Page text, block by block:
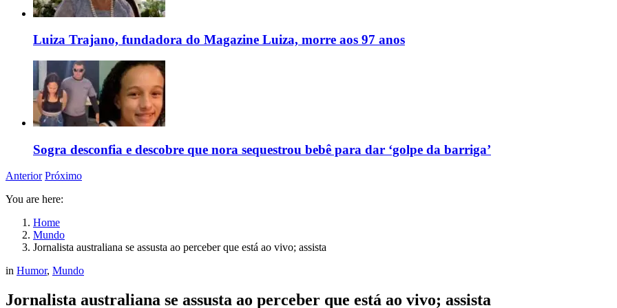
Luiza Trajano, fundadora do Magazine Luiza, morre aos 97 anos
Sogra desconfia e descobre que nora sequestrou bebê para dar ‘golpe da barriga’
Anterior Próximo
You are here:
Home
Mundo
Jornalista australiana se assusta ao perceber que está ao vivo; assista
in Humor, Mundo
Jornalista australiana se assusta ao perceber que está ao vivo; assista